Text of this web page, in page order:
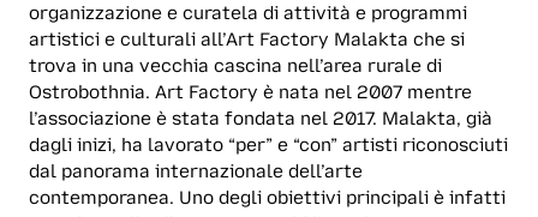
organizzazione e curatela di attività e programmi
artistici e culturali all’Art Factory Malakta che si
trova in una vecchia cascina nell’area rurale di
Ostrobothnia. Art Factory è nata nel 2007 mentre
l’associazione è stata fondata nel 2017. Malakta, già
dagli inizi, ha lavorato “per” e “con” artisti riconosciuti
dal panorama internazionale dell’arte
contemporanea. Uno degli obiettivi principali è infatti